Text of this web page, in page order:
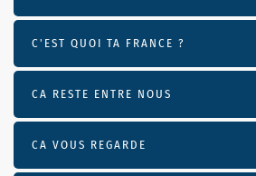
C'EST QUOI TA FRANCE ?
CA RESTE ENTRE NOUS
CA VOUS REGARDE